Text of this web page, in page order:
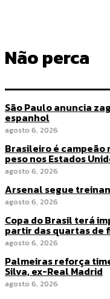
Não perca
São Paulo anuncia
espanhol
agosto 6, 2026
Brasileiro é campeão
peso nos Estados
agosto 6, 2026
Arsenal segue
agosto 6, 2026
Copa do Brasil terá
partir das quartas de
agosto 6, 2026
Palmeiras reforça
Silva, ex-Real Madrid
agosto 6, 2026